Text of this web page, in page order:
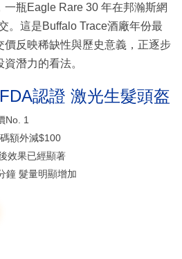
瓶Eagle Rare 30 年在邦瀚斯網
。這是Buffalo Trace酒廠年份最
價反映稀缺性與歷史意義，正逐步
潛力的看法。
認證 激光生髮頭盔
No. 1
額外減$100
效果已經顯著
鐘 髮量明顯增加